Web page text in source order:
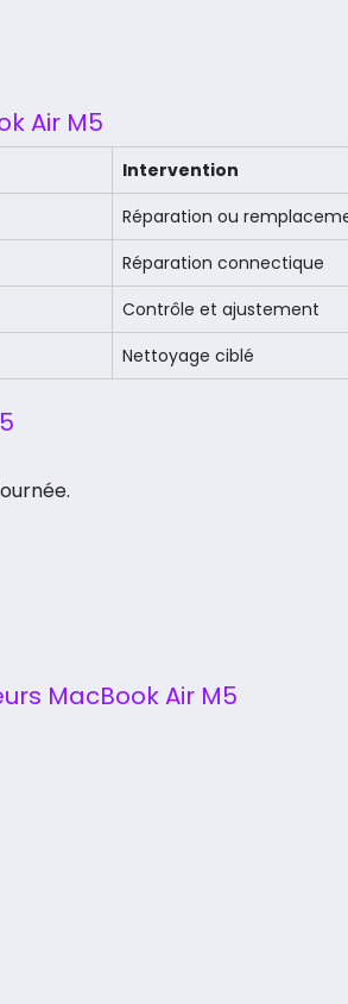
Air M5
Intervention
Réparation ou
Réparation connectique
Contrôle et ajustement
Nettoyage ciblé
MacBook Air M5